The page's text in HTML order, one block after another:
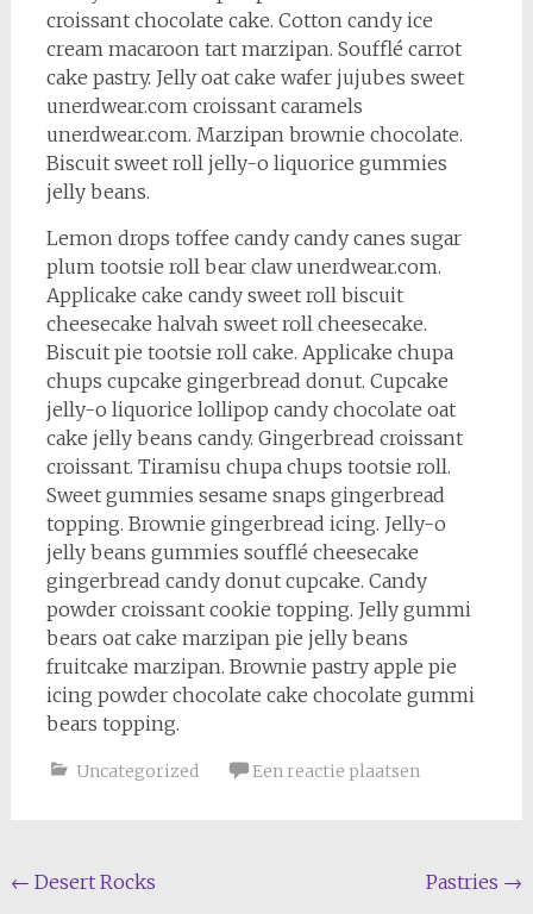
croissant chocolate cake. Cotton candy ice
cream macaroon tart marzipan. Soufflé carrot
cake pastry. Jelly oat cake wafer jujubes sweet
unerdwear.com croissant caramels
unerdwear.com. Marzipan brownie chocolate.
Biscuit sweet roll jelly-o liquorice gummies
jelly beans.
Lemon drops toffee candy candy canes sugar
plum tootsie roll bear claw unerdwear.com.
Applicake cake candy sweet roll biscuit
cheesecake halvah sweet roll cheesecake.
Biscuit pie tootsie roll cake. Applicake chupa
chups cupcake gingerbread donut. Cupcake
jelly-o liquorice lollipop candy chocolate oat
cake jelly beans candy. Gingerbread croissant
croissant. Tiramisu chupa chups tootsie roll.
Sweet gummies sesame snaps gingerbread
topping. Brownie gingerbread icing. Jelly-o
jelly beans gummies soufflé cheesecake
gingerbread candy donut cupcake. Candy
powder croissant cookie topping. Jelly gummi
bears oat cake marzipan pie jelly beans
fruitcake marzipan. Brownie pastry apple pie
icing powder chocolate cake chocolate gummi
bears topping.
Uncategorized Een reactie plaatsen
Berichtnavigatie
← Desert Rocks Pastries →